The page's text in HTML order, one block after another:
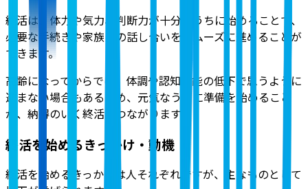
終活は、体力や気力、判断力が十分なうちに始めることで、
必要な手続きや家族との話し合いをスムーズに進めることが
できます。
高齢になってからでは、体調や認知機能の低下で思うように
進まない場合もあるため、元気なうちに準備を始めること
が、納得のいく終活につながります。
終活を始めるきっかけ・動機
終活を始めるきっかけは人それぞれですが、主なものとして